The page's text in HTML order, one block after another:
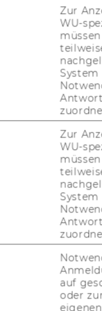
(IfU)
drei
hier­für
und
(zB Groß-
Tref­fen von
or Ally")
die
Zur
WU-
Zur
WU-
auf
oder